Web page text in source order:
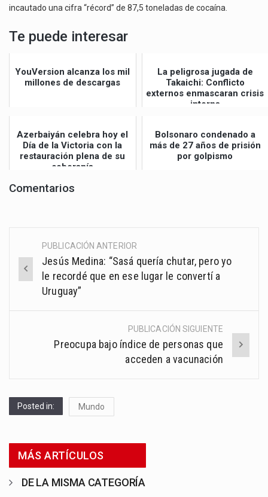
incautado una cifra “récord” de 87,5 toneladas de cocaína.
Te puede interesar
YouVersion alcanza los mil
millones de descargas
La peligrosa jugada de
Takaichi: Conflicto
externos enmascaran crisis
interna
Azerbaiyán celebra hoy el
Día de la Victoria con la
restauración plena de su
soberanía
Bolsonaro condenado a
más de 27 años de prisión
por golpismo
Comentarios
Post
navigation
PUBLICACIÓN ANTERIOR
Jesús Medina: “Sasá quería chutar, pero yo
le recordé que en ese lugar le convertí a
Uruguay”
PUBLICACIÓN SIGUIENTE
Preocupa bajo índice de personas que
acceden a vacunación
Posted in: Mundo
MÁS ARTÍCULOS
DE LA MISMA CATEGORÍA